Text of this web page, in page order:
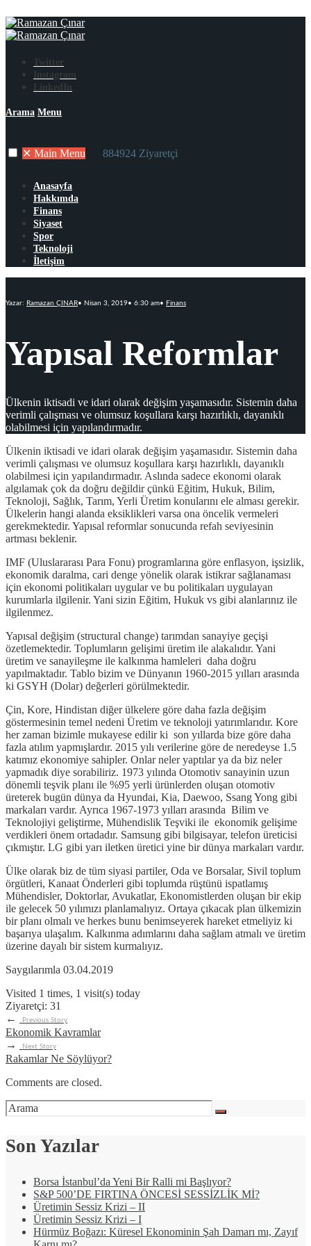
Twitter
Instagram
LinkedIn
Arama Menu
✕ Main Menu 884924 Ziyaretçi
Anasayfa
Hakkımda
Finans
Siyaset
Spor
Teknoloji
İletişim
Yazar: Ramazan ÇINAR• Nisan 3, 2019• 6:30 am• Finans
Yapısal Reformlar
Ülkenin iktisadi ve idari olarak değişim yaşamasıdır. Sistemin daha
verimli çalışması ve olumsuz koşullara karşı hazırlıklı, dayanıklı
olabilmesi için yapılandırmadır.
Ülkenin iktisadi ve idari olarak değişim yaşamasıdır. Sistemin daha
verimli çalışması ve olumsuz koşullara karşı hazırlıklı, dayanıklı
olabilmesi için yapılandırmadır. Aslında sadece ekonomi olarak
algılamak çok da doğru değildir çünkü Eğitim, Hukuk, Bilim,
Teknoloji, Sağlık, Tarım, Yerli Üretim konularını ele alması gerekir.
Ülkelerin hangi alanda eksiklikleri varsa ona öncelik vermeleri
gerekmektedir. Yapısal reformlar sonucunda refah seviyesinin
artması beklenir.
IMF (Uluslararası Para Fonu) programlarına göre enflasyon, işsizlik,
ekonomik daralma, cari denge yönelik olarak istikrar sağlanaması
için ekonomi politikaları uygular ve bu politikaları uygulayan
kurumlarla ilgilenir. Yani sizin Eğitim, Hukuk vs gibi alanlarınız ile
ilgilenmez.
Yapısal değişim (structural change) tarımdan sanayiye geçişi
özetlemektedir. Toplumların gelişimi üretim ile alakalıdır. Yani
üretim ve sanayileşme ile kalkınma hamleleri daha doğru
yapılmaktadır. Tablo bizim ve Dünyanın 1960-2015 yılları arasında
ki GSYH (Dolar) değerleri görülmektedir.
Çin, Kore, Hindistan diğer ülkelere göre daha fazla değişim
göstermesinin temel nedeni Üretim ve teknoloji yatırımlarıdır. Kore
her zaman bizimle mukayese edilir ki son yıllarda bize göre daha
fazla atılım yapmışlardır. 2015 yılı verilerine göre de neredeyse 1.5
katımız ekonomiye sahipler. Onlar neler yaptılar ya da biz neler
yapmadık diye sorabiliriz. 1973 yılında Otomotiv sanayinin uzun
dönemli teşvik planı ile %95 yerli ürünlerden oluşan otomotiv
üreterek bugün dünya da Hyundai, Kia, Daewoo, Ssang Yong gibi
markaları vardır. Ayrıca 1967-1973 yılları arasında Bilim ve
Teknolojiyi geliştirme, Mühendislik Teşviki ile ekonomik gelişime
verdikleri önem ortadadır. Samsung gibi bilgisayar, telefon üreticisi
çıkmıştır. LG gibi yarı iletken üretici yine bir dünya markaları vardır.
Ülke olarak biz de tüm siyasi partiler, Oda ve Borsalar, Sivil toplum
örgütleri, Kanaat Önderleri gibi toplumda rüştünü ispatlamış
Mühendisler, Doktorlar, Avukatlar, Ekonomistlerden oluşan bir ekip
ile gelecek 50 yılımızı planlamalıyız. Ortaya çıkacak plan ülkemizin
bir planı olmalı ve herkes bunu benimseyerek hareket etmeliyiz ki
başarıya ulaşalım. Kalkınma adımlarını daha sağlam atmalı ve üretim
üzerine dayalı bir sistem kurmalıyız.
Saygılarımla 03.04.2019
Visited 1 times, 1 visit(s) today
Ziyaretçi: 31
←
Previous Story
Ekonomik Kavramlar
→
Next Story
Rakamlar Ne Söylüyor?
Comments are closed.
Son Yazılar
Borsa İstanbul’da Yeni Bir Ralli mi Başlıyor?
S&P 500’DE FIRTINA ÖNCESİ SESSİZLİK Mİ?
Üretimin Sessiz Krizi – II
Üretimin Sessiz Krizi – I
Hürmüz Boğazı: Küresel Ekonominin Şah Damarı mı, Zayıf